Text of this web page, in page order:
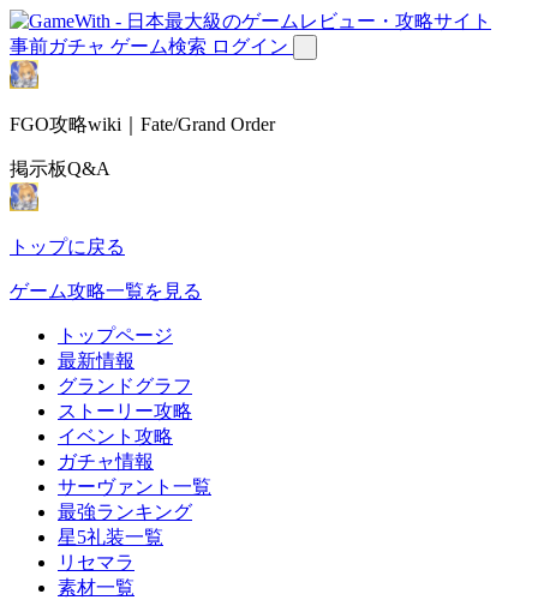
事前ガチャ ゲーム検索 ログイン
FGO攻略wiki｜Fate/Grand Order
掲示板Q&A
トップに戻る
ゲーム攻略一覧を見る
トップページ
最新情報
グランドグラフ
ストーリー攻略
イベント攻略
ガチャ情報
サーヴァント一覧
最強ランキング
星5礼装一覧
リセマラ
素材一覧